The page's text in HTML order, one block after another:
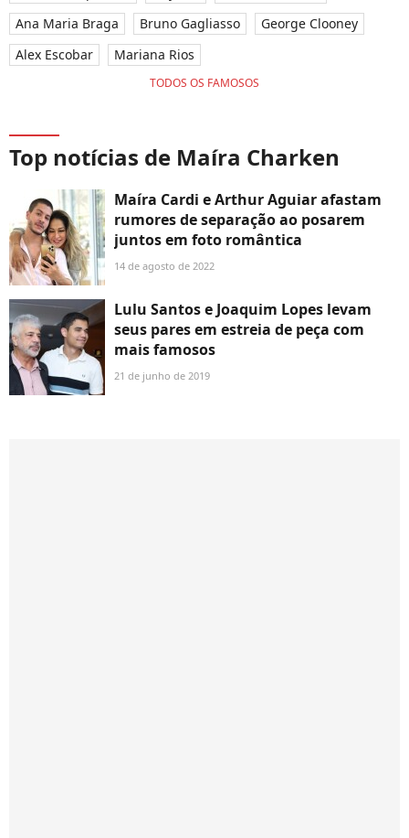
Ana Maria Braga
Bruno Gagliasso
George Clooney
Alex Escobar
Mariana Rios
TODOS OS FAMOSOS
Top notícias de Maíra Charken
Maíra Cardi e Arthur Aguiar afastam
rumores de separação ao posarem
juntos em foto romântica
14 de agosto de 2022
Lulu Santos e Joaquim Lopes levam
seus pares em estreia de peça com
mais famosos
21 de junho de 2019